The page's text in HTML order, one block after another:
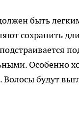
быть
сохранить
Особенно
будут